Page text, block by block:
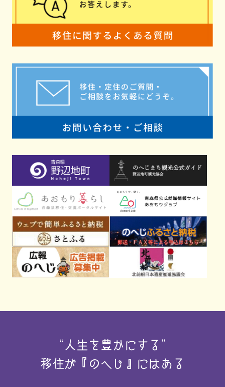
“人生を豊かにする”
移住が『のへじ』にはある